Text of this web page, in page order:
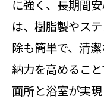
人工大
洗面所と
と清掃性
洗面所と
違いが暮
に強く、長期間
は、樹脂製やス
除も簡単で、清
納力を高めるこ
面所と浴室が実現